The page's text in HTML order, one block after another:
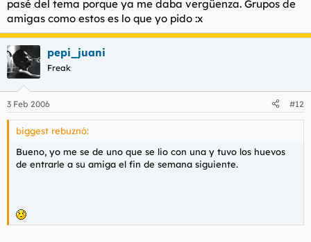
pasé del tema porque ya me daba vergüenza. Grupos de
amigas como estos es lo que yo pido :x
pepi_juani
Freak
3 Feb 2006 #12
biggest rebuznó:
Bueno, yo me se de uno que se lio con una y tuvo los huevos
de entrarle a su amiga el fin de semana siguiente.